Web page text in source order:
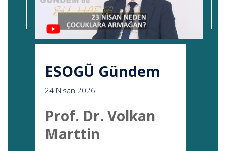
ESOGÜ Gündem
24 Nisan 2026
Prof. Dr. Volkan
Marttin